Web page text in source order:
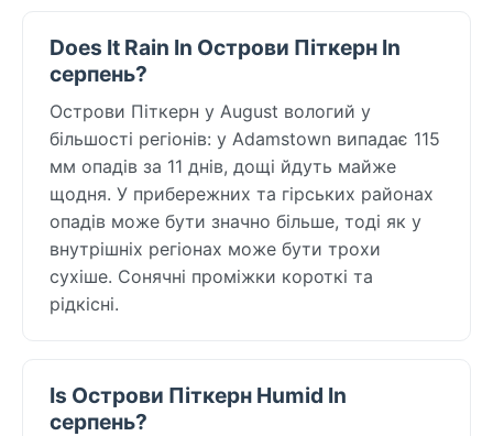
Does It Rain In Острови Піткерн In
серпень?
Острови Піткерн у August вологий у
більшості регіонів: у Adamstown випадає 115
мм опадів за 11 днів, дощі йдуть майже
щодня. У прибережних та гірських районах
опадів може бути значно більше, тоді як у
внутрішніх регіонах може бути трохи
сухіше. Сонячні проміжки короткі та
рідкісні.
Is Острови Піткерн Humid In
серпень?